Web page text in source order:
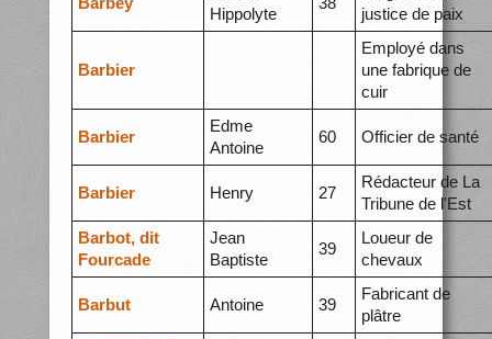
Hippolyte
justice de paix
Barbier
Employé dans
une fabrique de
cuir
Barbier
Edme
Antoine
60 Officier de santé
Barbier Henry 27
Rédacteur de La
Tribune de l'Est
Barbot, dit
Fourcade
Jean
Baptiste
39
Loueur de
chevaux
Barbut Antoine 39
Fabricant de
plâtre